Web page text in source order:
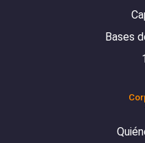
Bases